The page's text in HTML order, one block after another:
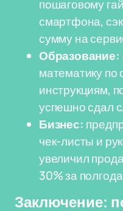
пошаговому
смартфона,
сумму на
Образование:
математику по
инструкциям,
успешно сдал
Бизнес:
чек-листы и
увеличил
30% за
Заключение: